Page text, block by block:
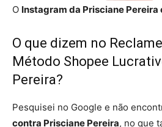
O Instagram da Prisciane Pereira
O que dizem no
Método Shopee
Pereira?
Pesquisei no Google e não
contra Prisciane Pereira, no que